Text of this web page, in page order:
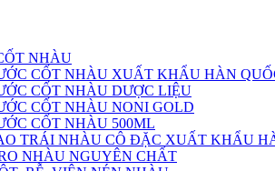
NHÀU
CỐT NHÀU XUẤT KHẨU HÀN
CỐT NHÀU DƯỢC LIỆU
CỐT NHÀU NONI GOLD
CỐT NHÀU 500ML
TRÁI NHÀU CÔ ĐẶC XUẤT KHẨU
NHÀU NGUYÊN CHẤT